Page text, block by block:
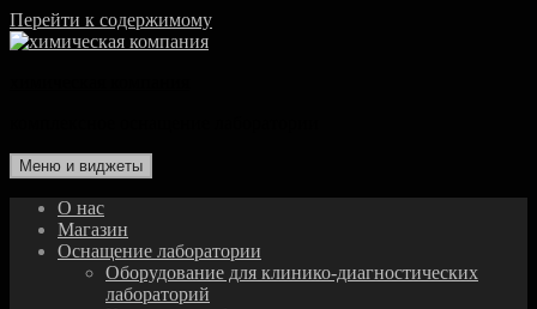
Перейти к содержимому
Меню и виджеты
О нас
Магазин
Оснащение лаборатории
Оборудование для клинико-диагностических
лабораторий